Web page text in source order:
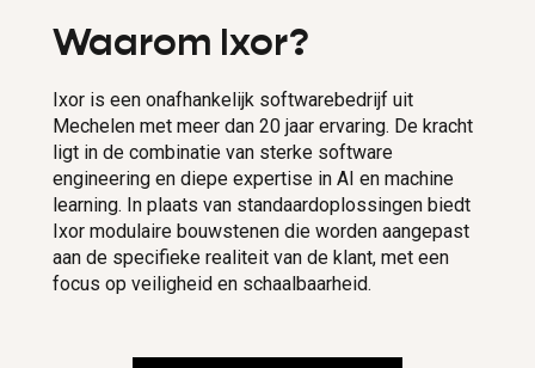
Waarom Ixor?
Ixor is een onafhankelijk softwarebedrijf uit
Mechelen met meer dan 20 jaar ervaring. De kracht
ligt in de combinatie van sterke software
engineering en diepe expertise in AI en machine
learning. In plaats van standaardoplossingen biedt
Ixor modulaire bouwstenen die worden aangepast
aan de specifieke realiteit van de klant, met een
focus op veiligheid en schaalbaarheid.